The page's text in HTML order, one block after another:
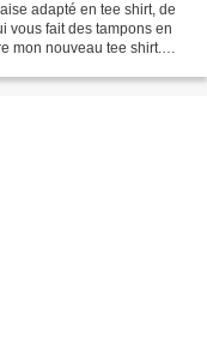
adapté en tee shirt, de
vous fait des tampons en
mon nouveau tee shirt.